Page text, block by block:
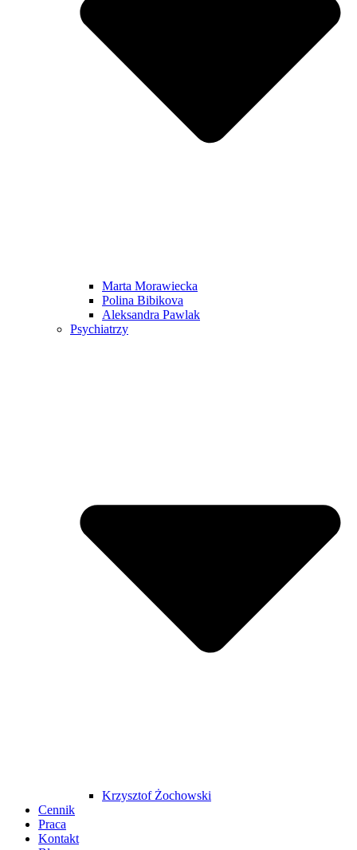
Marta Morawiecka
Polina Bibikova
Aleksandra Pawlak
Psychiatrzy
Krzysztof Żochowski
Cennik
Praca
Kontakt